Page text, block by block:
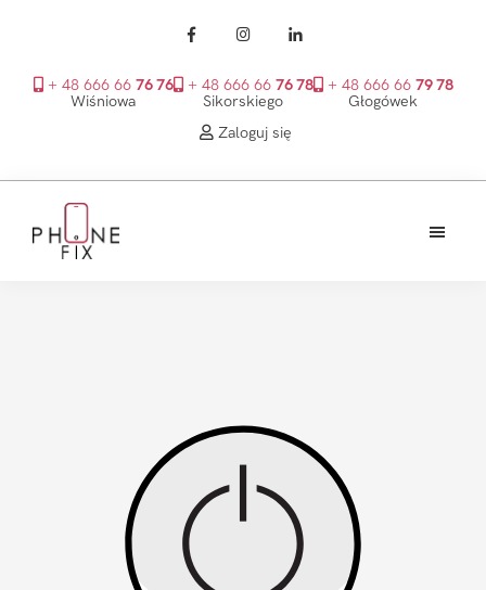
+ 48 666 66 76 76
Wiśniowa
+ 48 666 66 76 78
Sikorskiego
+ 48 666 66 79 78
Głogówek
Zaloguj się
głównego